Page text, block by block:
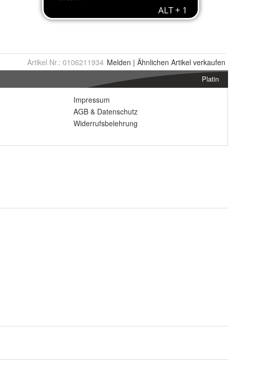
Artikel Nr.: 0106211934 Melden | Ähnlichen Artikel verkaufen
Platin
Impressum
AGB & Datenschutz
Widerrufsbelehrung